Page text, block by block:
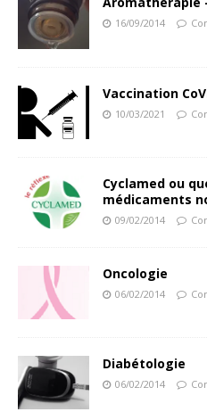
16/09/2014
Vaccination
10/03/2021
Cyclamed ou
médicaments
09/02/2014
Oncologie
06/02/2014
Diabétologie
06/02/2014